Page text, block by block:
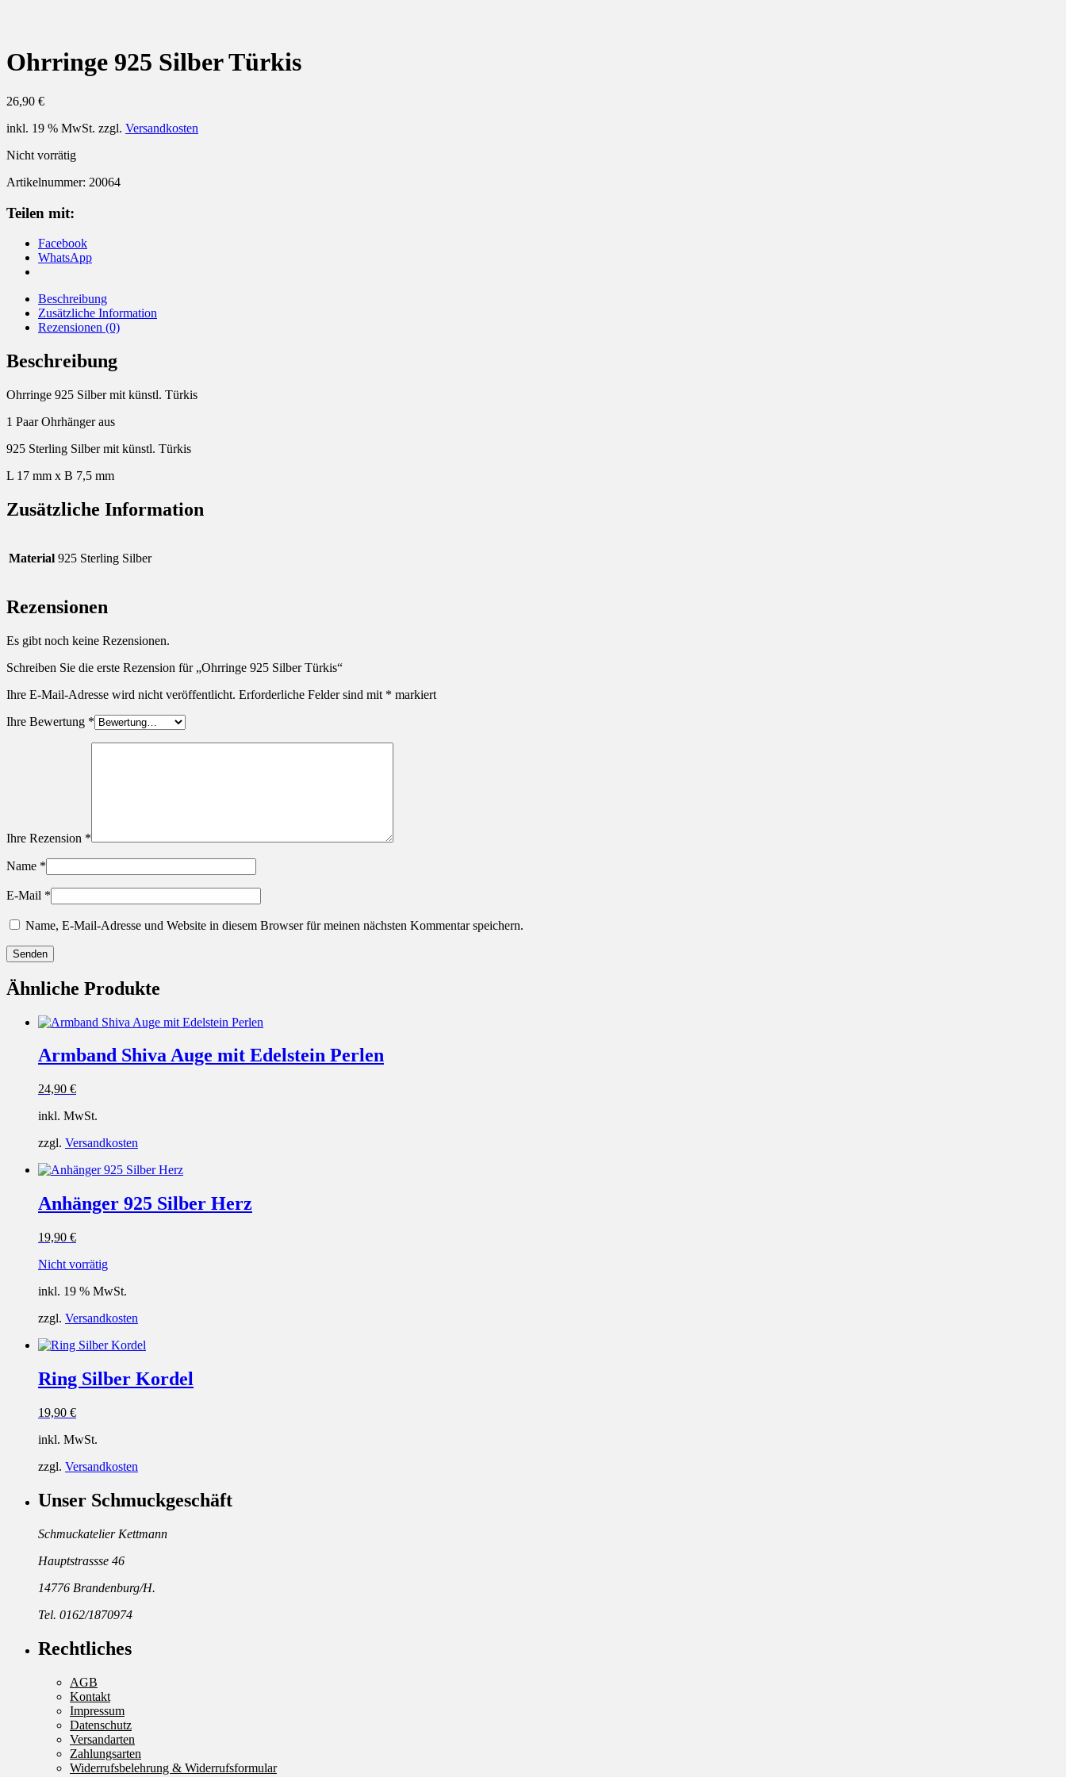
Ohrringe 925 Silber Türkis
26,90 €
inkl. 19 % MwSt. zzgl. Versandkosten
Nicht vorrätig
Artikelnummer: 20064
Teilen mit:
Facebook
WhatsApp
Beschreibung
Zusätzliche Information
Rezensionen (0)
Beschreibung
Ohrringe 925 Silber mit künstl. Türkis
1 Paar Ohrhänger aus
925 Sterling Silber mit künstl. Türkis
L 17 mm x B 7,5 mm
Zusätzliche Information
Material 925 Sterling Silber
Rezensionen
Es gibt noch keine Rezensionen.
Schreiben Sie die erste Rezension für „Ohrringe 925 Silber Türkis“
Ihre E-Mail-Adresse wird nicht veröffentlicht. Erforderliche Felder sind mit * markiert
Ihre Bewertung *
Ihre Rezension *
Name *
E-Mail *
Name, E-Mail-Adresse und Website in diesem Browser für meinen nächsten Kommentar speichern.
Ähnliche Produkte
Armband Shiva Auge mit Edelstein Perlen
24,90 €
inkl. MwSt.
zzgl. Versandkosten
Anhänger 925 Silber Herz
19,90 €
Nicht vorrätig
inkl. 19 % MwSt.
zzgl. Versandkosten
Ring Silber Kordel
19,90 €
inkl. MwSt.
zzgl. Versandkosten
Unser Schmuckgeschäft
Schmuckatelier Kettmann
Hauptstrassse 46
14776 Brandenburg/H.
Tel. 0162/1870974
Rechtliches
AGB
Kontakt
Impressum
Datenschutz
Versandarten
Zahlungsarten
Widerrufsbelehrung & Widerrufsformular